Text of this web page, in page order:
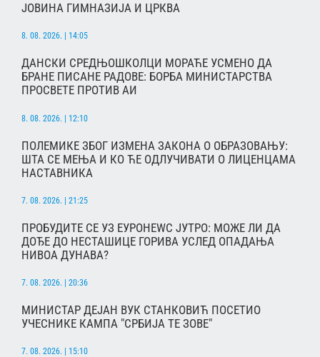
ЈОВИНА ГИМНАЗИЈА И ЦРКВА
8. 08. 2026. | 14:05
ДАНСКИ СРЕДЊОШКОЛЦИ МОРАЋЕ УСМЕНО ДА
БРАНЕ ПИСАНЕ РАДОВЕ: БОРБА МИНИСТАРСТВА
ПРОСВЕТЕ ПРОТИВ АИ
8. 08. 2026. | 12:10
ПОЛЕМИКЕ ЗБОГ ИЗМЕНА ЗАКОНА О ОБРАЗОВАЊУ:
ШТА СЕ МЕЊА И КО ЋЕ ОДЛУЧИВАТИ О ЛИЦЕНЦАМА
НАСТАВНИКА
7. 08. 2026. | 21:25
ПРОБУДИТЕ СЕ УЗ ЕУРОНЕWС ЈУТРО: МОЖЕ ЛИ ДА
ДОЂЕ ДО НЕСТАШИЦЕ ГОРИВА УСЛЕД ОПАДАЊА
НИВОА ДУНАВА?
7. 08. 2026. | 20:36
МИНИСТАР ДЕЈАН ВУК СТАНКОВИЋ ПОСЕТИО
УЧЕСНИКЕ КАМПА "СРБИЈА ТЕ ЗОВЕ"
7. 08. 2026. | 15:10